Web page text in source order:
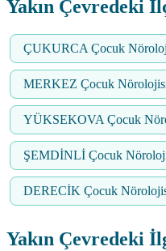
Yakın Çevredeki
ÇUKURCA Çocuk
MERKEZ Çocuk
YÜKSEKOVA Çocuk
ŞEMDİNLİ Çocuk
DERECİK Çocuk
Yakın Çevredeki